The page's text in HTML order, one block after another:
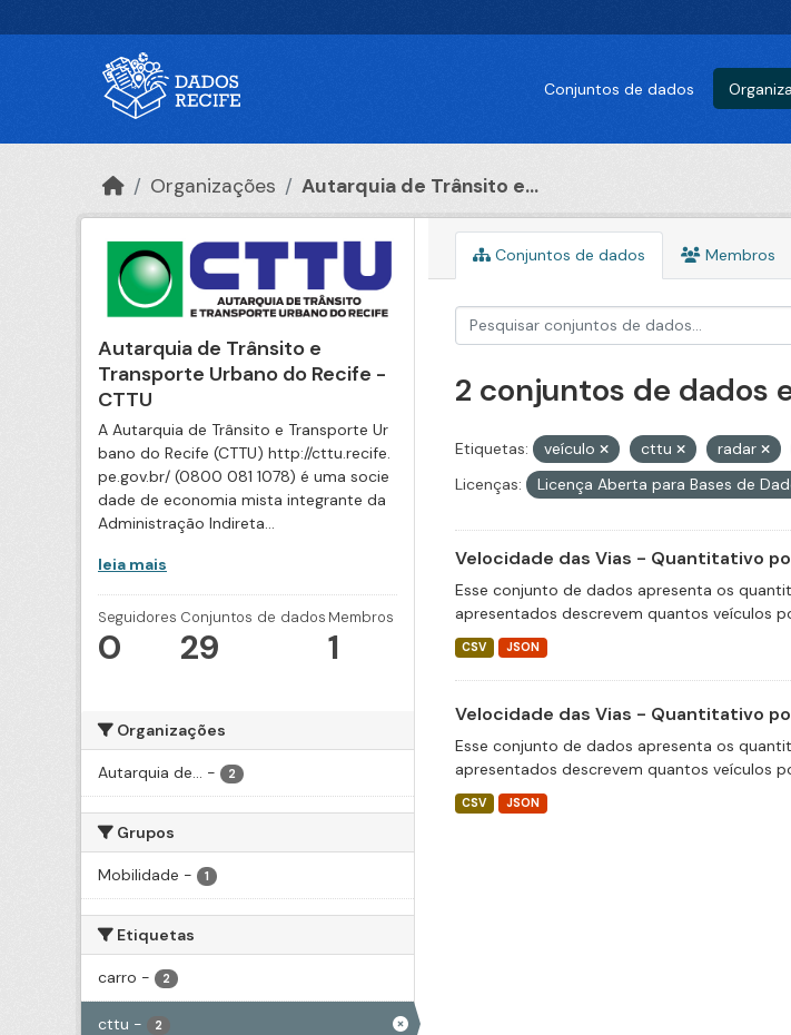
Conjuntos de dados
Organizações Autarquia de Trânsito e...
Autarquia de Trânsito e
Transporte Urbano do Recife -
CTTU
A Autarquia de Trânsito e Transporte Ur
bano do Recife (CTTU) http://cttu.recife.
pe.gov.br/ (0800 081 1078) é uma socie
dade de economia mista integrante da
Administração Indireta...
leia mais
Seguidores
0
Conjuntos de dados
29
Membros
1
Organizações
Autarquia de... - 2
Grupos
Mobilidade - 1
Etiquetas
carro - 2
cttu - 2
Conjuntos de dados Membros
2 conjuntos de dados
Etiquetas: veículo cttu radar
Licenças:
Licença Aberta para Bases de
Velocidade das Vias - Quantitativo
Esse conjunto de dados apresenta os
apresentados descrevem quantos veículos
CSV JSON
Velocidade das Vias - Quantitativo
Esse conjunto de dados apresenta os
apresentados descrevem quantos veículos
CSV JSON